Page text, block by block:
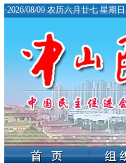
·2026/08/09 农历六月廿七 星期日